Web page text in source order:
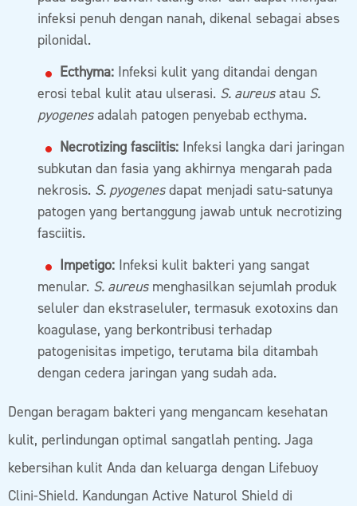
infeksi penuh dengan nanah, dikenal sebagai abses
pilonidal.
Ecthyma:Infeksi kulit yang ditandai dengan
erosi tebal kulit atau ulserasi. S. aureusatau S.
pyogenesadalah patogen penyebab ecthyma.
Necrotizing fasciitis:Infeksi langka dari jaringan
subkutan dan fasia yang akhirnya mengarah pada
nekrosis. S. pyogenesdapat menjadi satu-satunya
patogen yang bertanggung jawab untuk necrotizing
fasciitis.
Impetigo:Infeksi kulit bakteri yang sangat
menular. S. aureusmenghasilkan sejumlah produk
seluler dan ekstraseluler, termasuk exotoxins dan
koagulase, yang berkontribusi terhadap
patogenisitas impetigo, terutama bila ditambah
dengan cedera jaringan yang sudah ada.
Dengan beragam bakteri yang mengancam kesehatan
kulit, perlindungan optimal sangatlah penting. Jaga
kebersihan kulit Anda dan keluarga dengan Lifebuoy
Clini-Shield. Kandungan Active Naturol Shield di